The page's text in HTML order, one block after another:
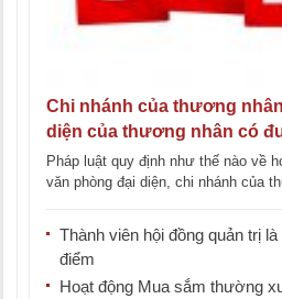
Chi nhánh của thương
diện của thương nhân có
động khuyến mại
Pháp luật quy định như thế nào về
văn phòng đại diện, chi nhánh của
Thành viên hội đồng quản trị
điểm
Hoạt động Mua sắm thường